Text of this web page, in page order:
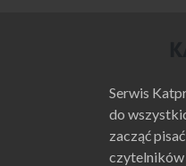
Serwis
do
zacząć
czytelników